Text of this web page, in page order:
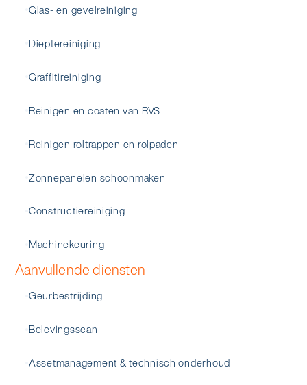
Glas- en gevelreiniging
Dieptereiniging
Graffitireiniging
Reinigen en coaten van RVS
Reinigen roltrappen en rolpaden
Zonnepanelen schoonmaken
Constructiereiniging
Machinekeuring
Aanvullende diensten
Geurbestrijding
Belevingsscan
Assetmanagement & technisch onderhoud